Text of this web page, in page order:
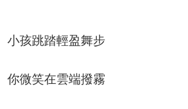
小孩跳踏輕盈舞步
你微笑在雲端撥霧